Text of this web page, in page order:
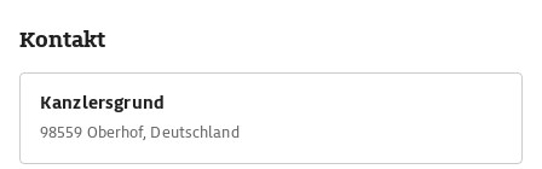
Die Ausstattung mit Matten ermöglicht auch sommerliches
Training.
Derzeit ist die Anlage im Kanzlersgrund leider kein Bestandteil
des Skisprung-Weltcups.
Kontakt
Kanzlersgrund
98559 Oberhof, Deutschland